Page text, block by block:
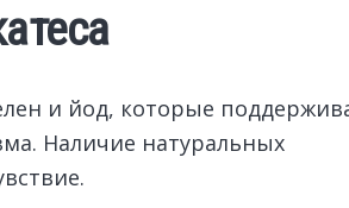
и йод, которые
Наличие натуральных